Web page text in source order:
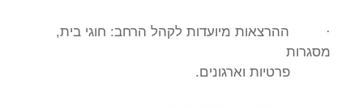
· ההרצאות מיועדות לקהל הרחב: חוגי בית,
מסגרות
פרטיות וארגונים.